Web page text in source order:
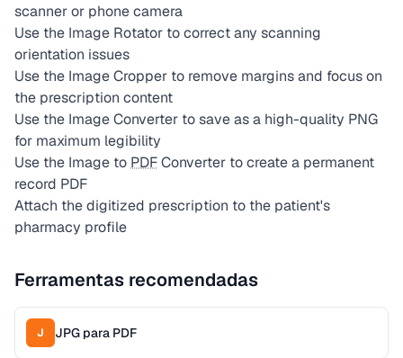
scanner or phone camera
Use the Image Rotator to correct any scanning
orientation issues
Use the Image Cropper to remove margins and focus on
the prescription content
Use the Image Converter to save as a high-quality PNG
for maximum legibility
Use the Image to PDFConverter to create a permanent
record PDF
Attach the digitized prescription to the patient's
pharmacy profile
Ferramentas recomendadas
J JPG para PDF